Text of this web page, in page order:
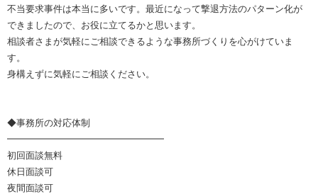
不当要求事件は本当に多いです。最近になって撃退方法のパターン化が
できましたので、お役に立てるかと思います。
相談者さまが気軽にご相談できるような事務所づくりを心がけていま
す。
身構えずに気軽にご相談ください。
◆事務所の対応体制
━━━━━━━━━━━━━━━━━
初回面談無料
休日面談可
夜間面談可